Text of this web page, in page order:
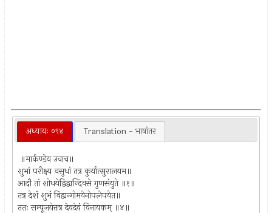
अध्यायः ०९४ Translation - भाषांतर
॥मार्कण्डेय उवाच॥
शुभां परीक्ष्य वसुधां तत्र कुर्यात्सुरालयम॥
आदौ तां शोधयेद्विद्वान्दिवसे गुणसंयुते ॥१॥
तत्र देशं शुभं विद्वान्गोमयेनोपलेपयेत॥
ततः सम्पूजयेत्तत्र देवदेवं विनायकम् ॥४॥